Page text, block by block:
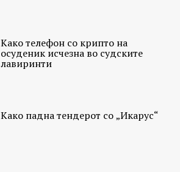
Како телефон со крипто на
осуденик исчезна во судските
лавиринти
Како падна тендерот со „Икарус“